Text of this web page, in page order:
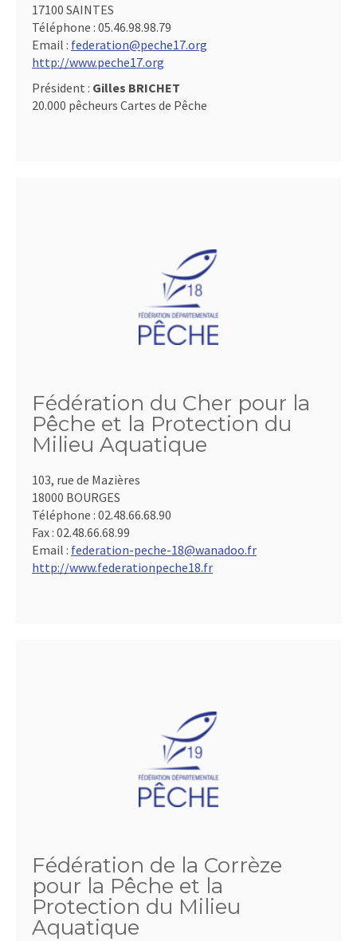
17100 SAINTES
Téléphone : 05.46.98.98.79
Email : federation@peche17.org
http://www.peche17.org
Président : Gilles BRICHET
20.000 pêcheurs Cartes de Pêche
Fédération du Cher pour la
Pêche et la Protection du
Milieu Aquatique
103, rue de Mazières
18000 BOURGES
Téléphone : 02.48.66.68.90
Fax : 02.48.66.68.99
Email : federation-peche-18@wanadoo.fr
http://www.federationpeche18.fr
Fédération de la Corrèze
pour la Pêche et la
Protection du Milieu
Aquatique